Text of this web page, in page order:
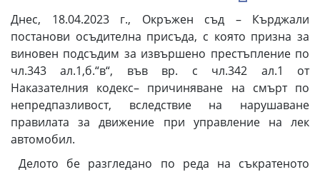
Днес, 18.04.2023 г., Окръжен съд – Кърджали
постанови осъдителна присъда, с която призна за
виновен подсъдим за извършено престъпление по
чл.343 ал.1,б.“в“, във вр. с чл.342 ал.1 от
Наказателния кодекс– причиняване на смърт по
непредпазливост, вследствие на нарушаване
правилата за движение при управление на лек
автомобил.
Делото бе разгледано по реда на съкратеното